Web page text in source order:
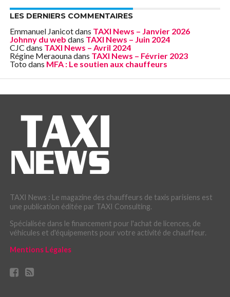
LES DERNIERS COMMENTAIRES
Emmanuel Janicotdans TAXI News – Janvier 2026
Johnny du web dans TAXI News – Juin 2024
CJC dans TAXI News – Avril 2024
Régine Meraounadans TAXI News – Février 2023
Toto dans MFA : Le soutien aux chauffeurs
TAXI News : Le magazine des chauffeurs de taxis parisiens est
une publication éditée par TAXI Consulting.
Spécialisée dans le financement pour l'achat de licences, de
véhicules et d'équipements pour votre activité de chauffeur.
Mentions Légales